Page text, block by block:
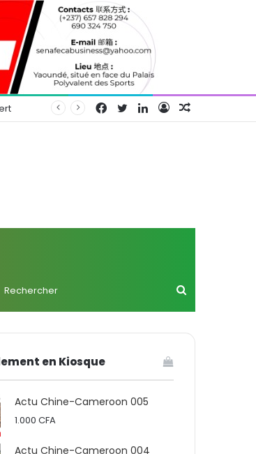
Connexion
Linkedin
Twitter
Facebook
en Kiosque
Actu Chine-Cameroon 005
1.000CFA
Actu Chine-Cameroon 004